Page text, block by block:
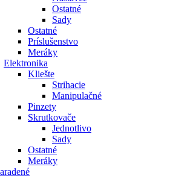
Ostatné
Sady
Ostatné
Príslušenstvo
Meráky
Elektronika
Kliešte
Strihacie
Manipulačné
Pinzety
Skrutkovače
Jednotlivo
Sady
Ostatné
Meráky